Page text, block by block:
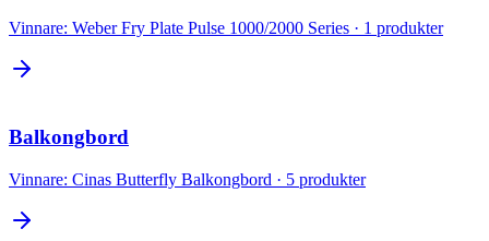
Vinnare: Weber Fry Plate Pulse 1000/2000 Series · 1 produkter
Balkongbord
Vinnare: Cinas Butterfly Balkongbord · 5 produkter